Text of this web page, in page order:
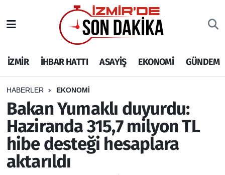
İZMİR İHBAR HATTI ASAYİŞ EKONOMİ GÜNDEM
HABERLER EKONOMİ
Bakan Yumaklı duyurdu:
Haziranda 315,7 milyon TL
hibe desteği hesaplara
aktarıldı
İHBAR HATTI
DEPREM
GENEL
EKONOMİ
SİYASET
İzmir Nöbetçi Eczaneler
İzmir Hava Durumu
İzmir Namaz Vakitleri
İzmir Trafik Yoğunluk Haritası
Puan Durumu ve Fikstür
Tüm Manşetler